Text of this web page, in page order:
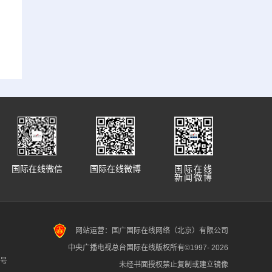
国际在线
新闻微博
国际在线微博
国际在线微信
网站运营：国广国际在线网络（北京）有限公司
中央广播电视总台国际在线版权所有©1997- 2026
未经书面授权禁止复制或建立镜像